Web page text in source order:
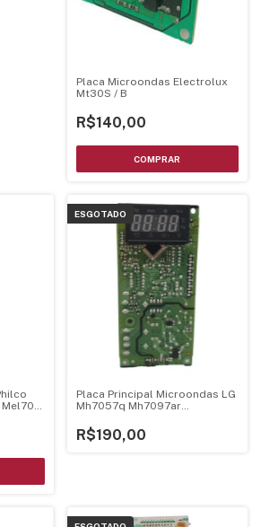
Placa Microondas Electrolux
Mt30S / B
R$140,00
ESGOTADO
Placa Principal Microondas LG
Mh7057q Mh7097ar
R$190,00